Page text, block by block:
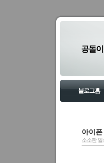
공돌
블로그홈
아이
소소한 일